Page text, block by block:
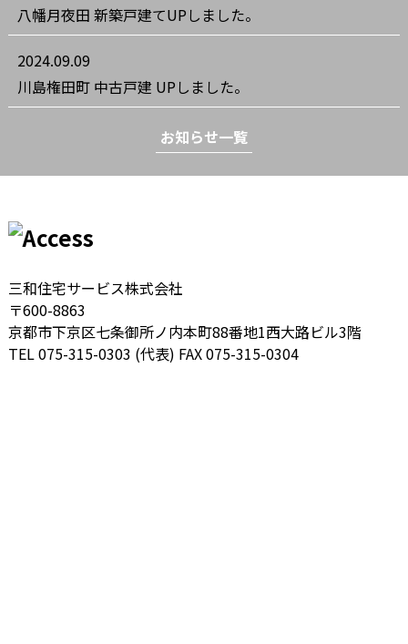
八幡月夜田 新築戸建てUPしました。
2024.09.09
川島権田町 中古戸建 UPしました。
お知らせ一覧
三和住宅サービス株式会社
〒600-8863
京都市下京区七条御所ノ内本町88番地1西大路ビル3階
TEL 075-315-0303 (代表) FAX 075-315-0304